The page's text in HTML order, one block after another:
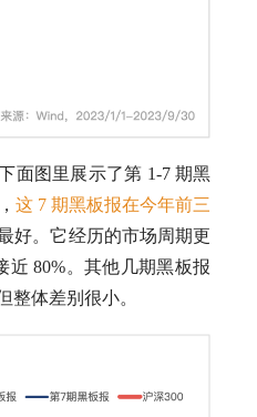
面图里展示了第 1-7 期黑
这 7 期黑板报在今年前三
好。它经历的市场周期更
近 80%。其他几期黑板报
整体差别很小。